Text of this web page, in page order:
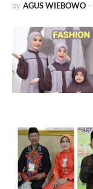
by AGUS WIEBOWO -